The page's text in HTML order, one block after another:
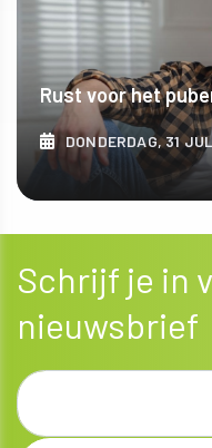
Rust voor het
DONDERDAG, 31
Schrijf je in
nieuwsbrief